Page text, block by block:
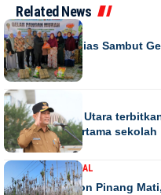
Related News
DAERAH
Warga Antusias Sambut
Barona Jaya
DAERAH
Bupati Aceh Utara
anak hari pertama sekolah
DAERAHNASIONAL
Ribuan Pohon Pinang